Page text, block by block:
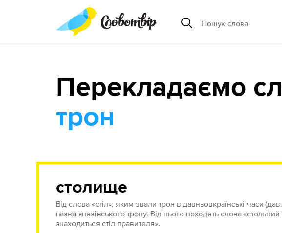
Перекладаємо
трон
столище
Від слова «стіл», яким звали трон в давньовкраїнські часи
назва князівського трону. Від нього походять слова
знаходиться стіл правителя».